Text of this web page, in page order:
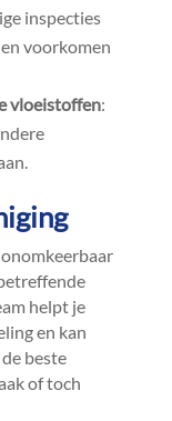
inspecties
voorkomen
vloeistoffen:
helpt je
en kan
beste
of toch